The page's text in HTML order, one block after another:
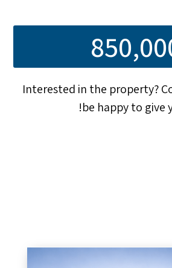
Interested in the property?
be happy to give